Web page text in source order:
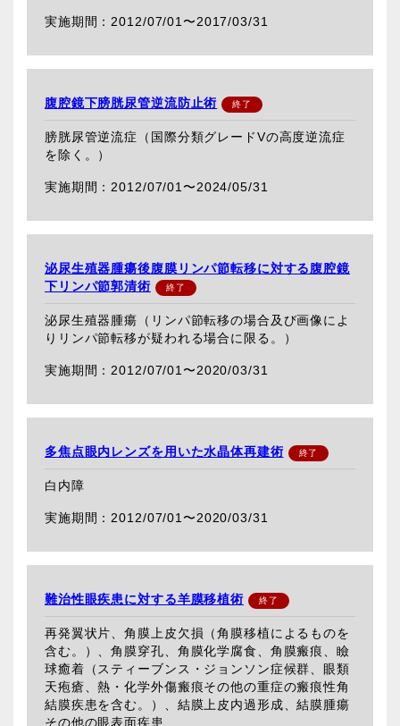
2012/07/01〜2017/03/31
腹腔鏡下膀胱尿管逆流防止術
膀胱尿管逆流症（国際分類グレードVの高度逆流症
を除く。）
2012/07/01〜2024/05/31
泌尿生殖器腫瘍後腹膜リンパ節転移に対する腹腔鏡
下リンパ節郭清術
泌尿生殖器腫瘍（リンパ節転移の場合及び画像によ
りリンパ節転移が疑われる場合に限る。）
2012/07/01〜2020/03/31
多焦点眼内レンズを用いた水晶体再建術
白内障
2012/07/01〜2020/03/31
難治性眼疾患に対する羊膜移植術
再発翼状片、角膜上皮欠損（角膜移植によるものを
含む。）、角膜穿孔、角膜化学腐食、角膜瘢痕、瞼
球癒着（スティーブンス・ジョンソン症候群、眼類
天疱瘡、熱・化学外傷瘢痕その他の重症の瘢痕性角
結膜疾患を含む。）、結膜上皮内過形成、結膜腫瘍
その他の眼表面疾患